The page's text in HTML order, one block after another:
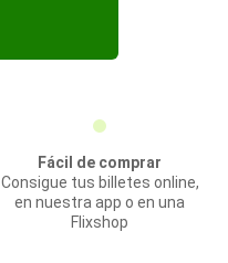
Fácil de comprar
Consigue tus billetes online,
en nuestra app o en una
Flixshop